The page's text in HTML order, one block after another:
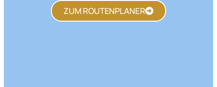
ZUM ROUTENPLANER